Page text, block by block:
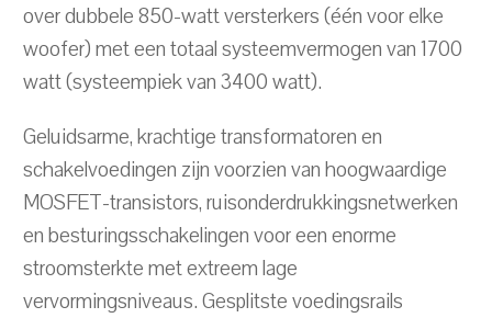
over dubbele 850-watt versterkers (één voor elke
woofer) met een totaal systeemvermogen van 1700
watt (systeempiek van 3400 watt).
Geluidsarme, krachtige transformatoren en
schakelvoedingen zijn voorzien van hoogwaardige
MOSFET-transistors, ruisonderdrukkingsnetwerken
en besturingsschakelingen voor een enorme
stroomsterkte met extreem lage
vervormingsniveaus. Gesplitste voedingsrails